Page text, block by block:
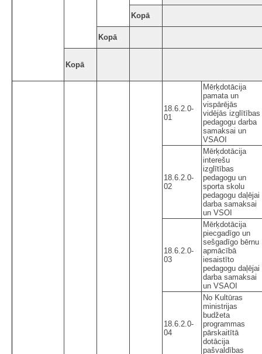
Kopā
Kopā
Kopā
18.6.2.0-
01
Mērķdotācija
pamata un
vispārējās
vidējās izglītības
pedagogu darba
samaksai un
VSAOI
18.6.2.0-
02
Mērķdotācija
interešu
izglītības
pedagogu un
sporta skolu
pedagogu daļējai
darba samaksai
un VSOI
18.6.2.0-
03
Mērķdotācija
piecgadīgo un
sešgadīgo bērnu
apmācībā
iesaistīto
pedagogu daļējai
darba samaksai
un VSAOI
18.6.2.0-
04
No Kultūras
ministrijas
budžeta
programmas
pārskaitītā
dotācija
pašvaldības